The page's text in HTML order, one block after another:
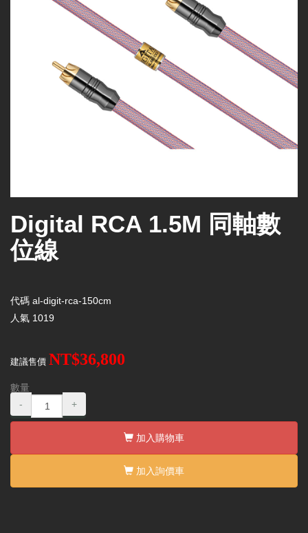
Digital RCA 1.5M 同軸數
位線
代碼 al-digit-rca-150cm
人氣 1019
建議售價 NT$36,800
數量
-
+
加入購物車
加入詢價車